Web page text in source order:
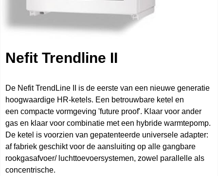
Nefit Trendline II
De Nefit TrendLine II is de eerste van een nieuwe generatie
hoogwaardige HR-ketels. Een betrouwbare ketel en
een compacte vormgeving 'future proof'. Klaar voor ander
gas en klaar voor combinatie met een hybride warmtepomp.
De ketel is voorzien van gepatenteerde universele adapter:
af fabriek geschikt voor de aansluiting op alle gangbare
rookgasafvoer/ luchttoevoersystemen, zowel parallelle als
concentrische.